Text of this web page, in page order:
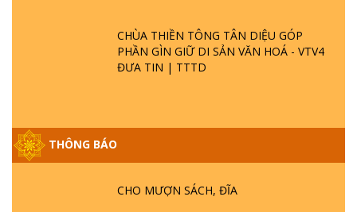
CHÙA THIỀN TÔNG TÂN DIỆU GÓP
PHẦN GÌN GIỮ DI SẢN VĂN HOÁ - VTV4
ĐƯA TIN | TTTD
THÔNG BÁO
CHO MƯỢN SÁCH, ĐĨA
GIẢI ĐÁP ĐẶC BIỆT P25 - SUỐT 49 NĂM
PHẬT KHÔNG NÓI? HỘI LONG HOA LÀ